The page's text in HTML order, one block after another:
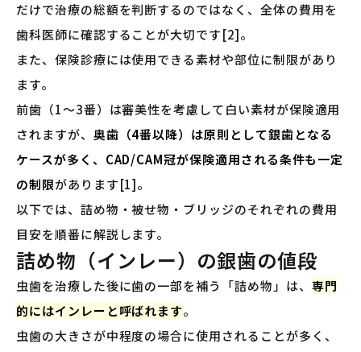
だけで治療の総額を判断するのではなく、全体の費用を
歯科医師に確認することが大切です[2]。
また、保険診療には使用できる素材や部位に制限があり
ます。
前歯（1〜3番）は審美性を考慮して白い素材が保険適用
されますが、 奥歯（4番以降）は原則として銀歯となる
ケースが多く、CAD/CAM冠が保険適用される条件も一定
の制限があります[1]。
以下では、詰め物・被せ物・ブリッジのそれぞれの費用
目安を順番に解説します。
詰め物（インレー）の銀歯の値段
虫歯を治療した後に歯の一部を補う「詰め物」は、 専門
的にはインレーと呼ばれます。
虫歯の大きさが中程度の場合に使用されることが多く、